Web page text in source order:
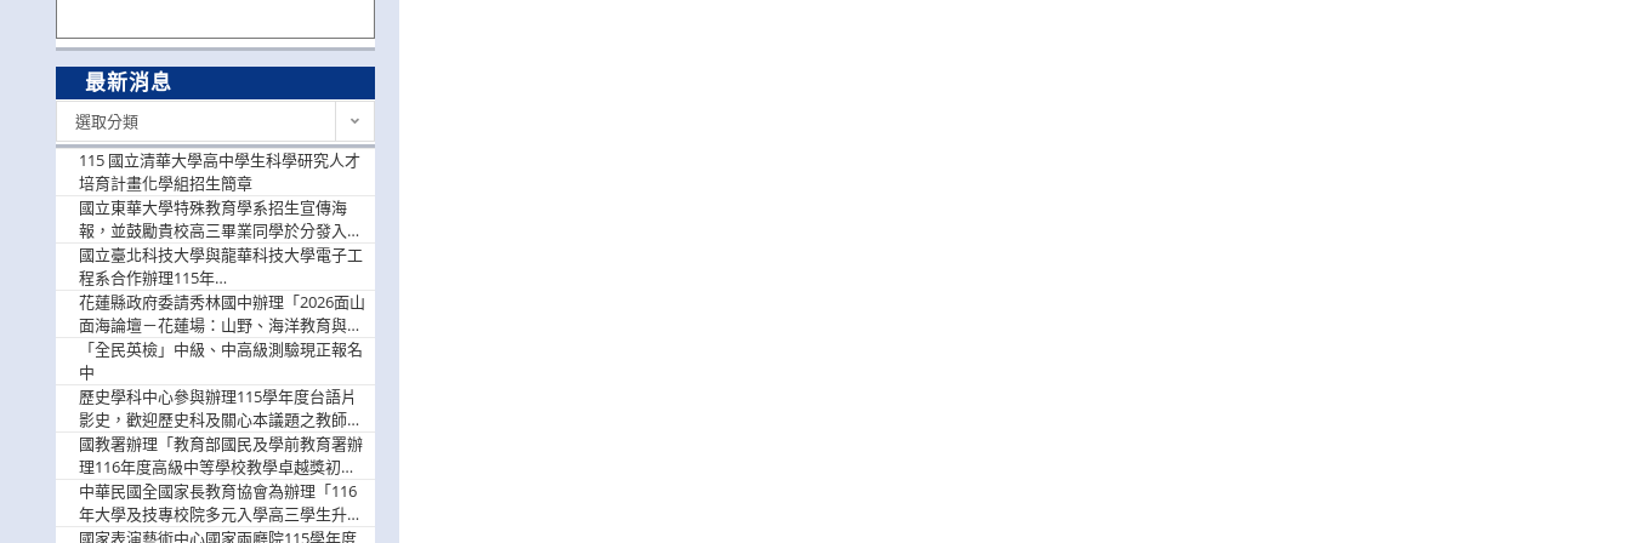
最新消息
選取分類
115 國立清華大學高中學生科學研究人才
培育計畫化學組招生簡章
國立東華大學特殊教育學系招生宣傳海
報，並鼓勵貴校高三畢業同學於分發入學
階段踴躍選填。
國立臺北科技大學與龍華科技大學電子工
程系合作辦理115年
「115.08.10~08.12「AI賦能應用於智慧半
導體研習營」，歡迎學生踴躍報名參加
花蓮縣政府委請秀林國中辦理「2026面山
面海論壇－花蓮場：山野、海洋教育與戶
外安全實務課程」，歡迎踴躍報名參加
「全民英檢」中級、中高級測驗現正報名
中
歷史學科中心參與辦理115學年度台語片
影史，歡迎歷史科及關心本議題之教師踴
躍報名參加
國教署辦理「教育部國民及學前教育署辦
理116年度高級中等學校教學卓越獎初選
實施計畫」，鼓勵教師踴躍報名
中華民國全國家長教育協會為辦理「116
年大學及技專校院多元入學高三學生升學
輔導家長說明會」
國家表演藝術中心國家兩廳院115學年度